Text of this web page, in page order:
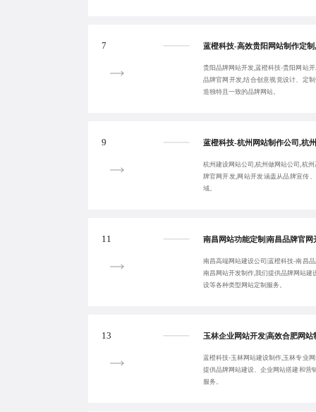
7
贵阳品牌网站开发,蓝橙科技-贵阳网站
品牌官网开发,结合创意视觉设计、定
造独特且一致的品牌网站。
9
杭州建设网站公司,杭州做网站公司,杭
牌官网开发,网站开发涵盖从品牌宣传
域。
11
南昌高端网站建设公司|蓝橙科技-南昌
南昌网站开发制作,我们提供品牌网站建
设等各种类型网站定制服务。
13
蓝橙科技-玉林网站建设制作,玉林专业
提供品牌网站建设、企业网站搭建和营
服务。